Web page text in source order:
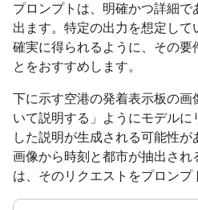
プロンプトは、明確かつ詳細
出ます。特定の出力を想定し
確実に得られるように、その要
とをおすすめします。
下に示す空港の発着表示板の
いて説明する」ようにモデルに
した説明が生成される可能性
画像から時刻と都市が抽出され
は、そのリクエストをプロンプ